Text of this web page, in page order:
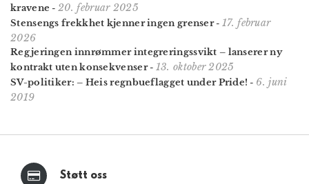
kravene -20. februar 2025
Stensengs frekkhet kjenner ingen grenser- 17. februar
2026
Regjeringen innrømmer integreringssvikt – lanserer ny
kontrakt uten konsekvenser- 13. oktober 2025
SV-politiker: – Heis regnbue­flagget under Pride! - 6. juni
2019
Støtt oss